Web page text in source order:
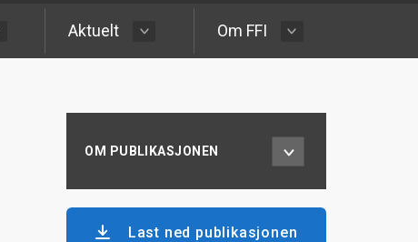
Aktuelt Om FFI
OM PUBLIKASJONEN
Last ned publikasjonen